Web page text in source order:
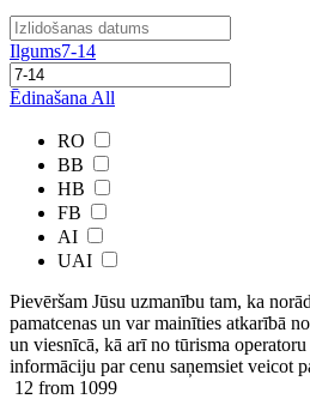
Ilgums7-14
Ēdinašana All
RO
BB
HB
FB
AI
UAI
Pievēršam Jūsu uzmanību tam, ka
pamatcenas un var mainīties atkarībā
un viesnīcā, kā arī no tūrisma
informāciju par cenu saņemsiet veicot
12 from 1099